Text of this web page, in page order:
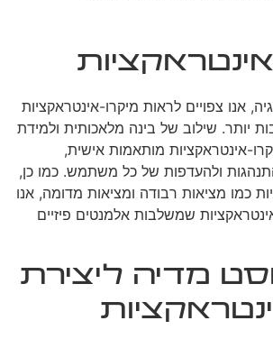
אנו צפויים לראות מיקרו-אינטראקציות
יותר. שילוב של בינה מלאכותית ולמידת
אינטראקציות מותאמות אישית,
ולהעדפות של כל משתמש. כמו כן,
כמו מציאות רבודה ומציאות מדומה, אנו
שמשלבות אלמנטים פיזיים
מדיה ליצירת